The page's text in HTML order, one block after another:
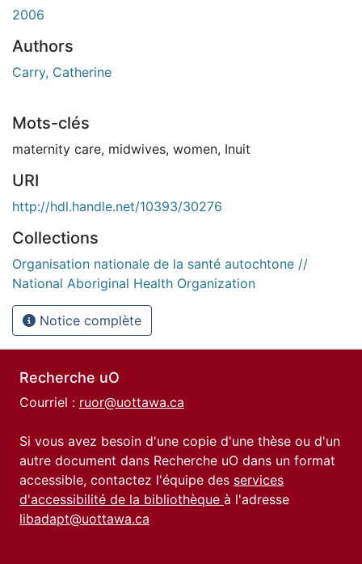
2006
Authors
Carry, Catherine
Mots-clés
maternity care, midwives, women, Inuit
URI
http://hdl.handle.net/10393/30276
Collections
Organisation nationale de la santé autochtone //
National Aboriginal Health Organization
Notice complète
Recherche uO
Courriel : ruor@uottawa.ca
Si vous avez besoin d'une copie d'une thèse ou d'un
autre document dans Recherche uO dans un format
accessible, contactez l'équipe des services
d'accessibilité de la bibliothèque à l'adresse
libadapt@uottawa.ca